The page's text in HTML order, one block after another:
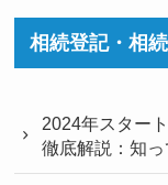
相続登記・相
2024年スター
徹底解説：知